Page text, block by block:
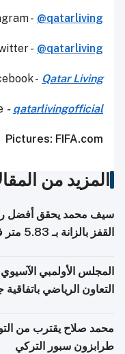
- @qatarliving
- @qatarliving
- Qatar Living
- qatarlivingofficial
Pictures: FIFA.com
المزيد من
سيف محمد يحقق
القفز بالزانة بـ 5.83 متر في ألمانيا
التعاون الرياضي باتفاقية
محمد صلاح يقترب من
طرابزون سبور التركي